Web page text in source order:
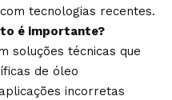
tecnologias recentes.
é importante?
soluções técnicas que
de óleo
incorretas